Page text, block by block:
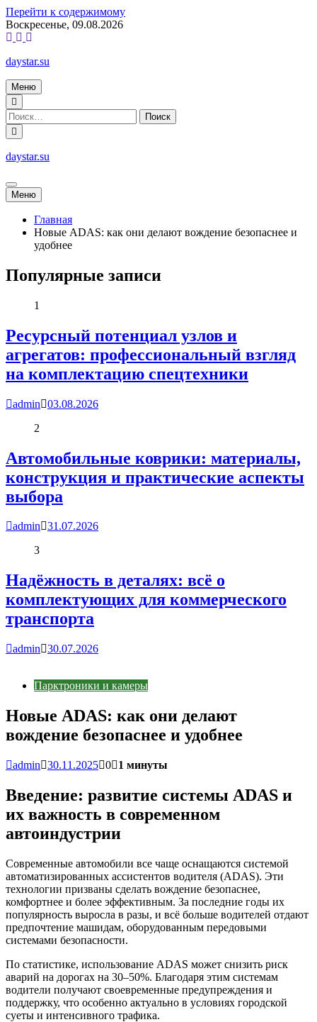
Перейти к содержимому
Воскресенье, 09.08.2026
daystar.su
Меню
daystar.su
Меню
Главная
Новые ADAS: как они делают вождение безопаснее и
удобнее
Популярные записи
1
Ресурсный потенциал узлов и
агрегатов: профессиональный взгляд
на комплектацию спецтехники
admin
03.08.2026
2
Автомобильные коврики: материалы,
конструкция и практические аспекты
выбора
admin 31.07.2026
3
Надёжность в деталях: всё о
комплектующих для коммерческого
транспорта
admin 30.07.2026
Парктроники и камеры
Новые ADAS: как они делают
вождение безопаснее и удобнее
admin 30.11.2025 0 1 минуты
Введение: развитие системы ADAS и
их важность в современном
автоиндустрии
Современные автомобили все чаще оснащаются системой
автоматизированных ассистентов водителя (ADAS). Эти
технологии призваны сделать вождение безопаснее,
комфортнее и более эффективным. За последние годы их
популярность выросла в разы, и всё больше водителей отдают
предпочтение машидам, оборудованным передовыми
системами безопасности.
По статистике, использование ADAS может снизить риск
аварий на дорогах на 30–50%. Благодаря этим системам
водители получают своевременные предупреждения и
поддержку, что особенно актуально в условиях городской
суеты и интенсивного трафика.